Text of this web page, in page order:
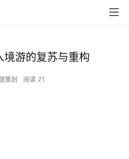
境游的复苏与重构
策划 阅读 21